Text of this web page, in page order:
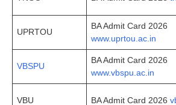
UPRTOU
BA Admit Card 2026
www.uprtou.ac.in
VBSPU
BA Admit Card 2026
www.vbspu.ac.in
VBU BA Admit Card 2026